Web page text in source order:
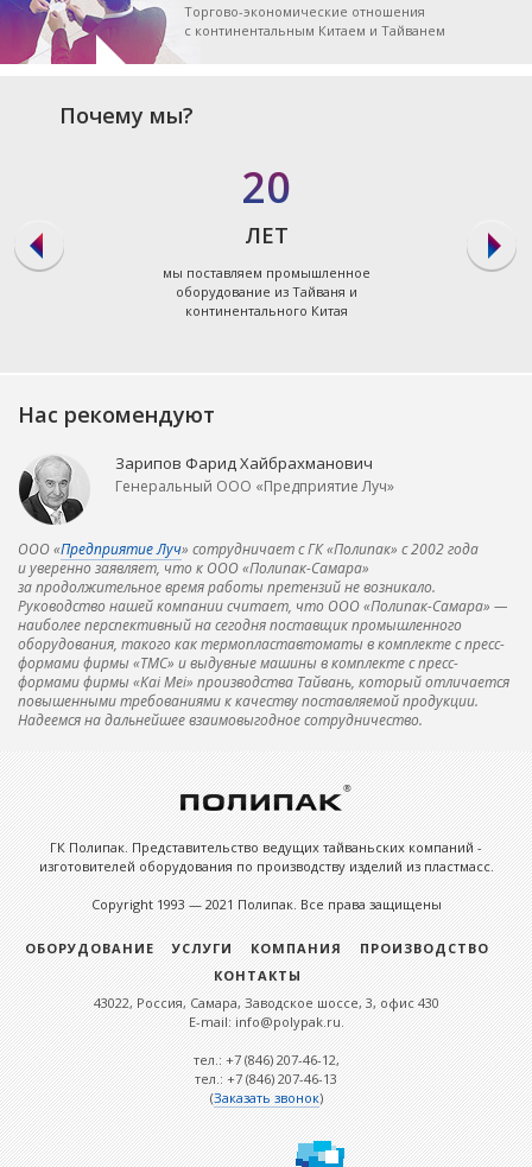
Торгово-экономические отношения
с континентальным Китаем и Тайванем
Почему мы?
20
ЛЕТ
мы поставляем промышленное
оборудование из Тайваня и
континентального Китая
Нас рекомендуют
Зарипов Фарид Хайбрахманович
Генеральный ООО «Предприятие Луч»
ООО «Предприятие Луч» сотрудничает с ГК «Полипак» с 2002 года
и уверенно заявляет, что к ООО «Полипак-Самара»
за продолжительное время работы претензий не возникало.
Руководство нашей компании считает, что ООО «Полипак-Самара» —
наиболее перспективный на сегодня поставщик промышленного
оборудования, такого как термопластавтоматы в комплекте с пресс-
формами фирмы «ТМС» и выдувные машины в комплекте с пресс-
формами фирмы «Kai Mei» производства Тайвань, который отличается
повышенными требованиями к качеству поставляемой продукции.
Надеемся на дальнейшее взаимовыгодное сотрудничество.
ГК Полипак. Представительство ведущих тайваньских компаний -
изготовителей оборудования по производству изделий из пластмасс.
Copyright 1993 — 2021 Полипак. Все права защищены
ОБОРУДОВАНИЕ УСЛУГИ КОМПАНИЯ
ПРОИЗВОДСТВО
КОНТАКТЫ
43022, Россия, Самара, Заводское шоссе, 3, офис 430
E-mail: info@polypak.ru.
тел.: +7 (846) 207-46-12,
тел.: +7 (846) 207-46-13
(Заказать звонок)